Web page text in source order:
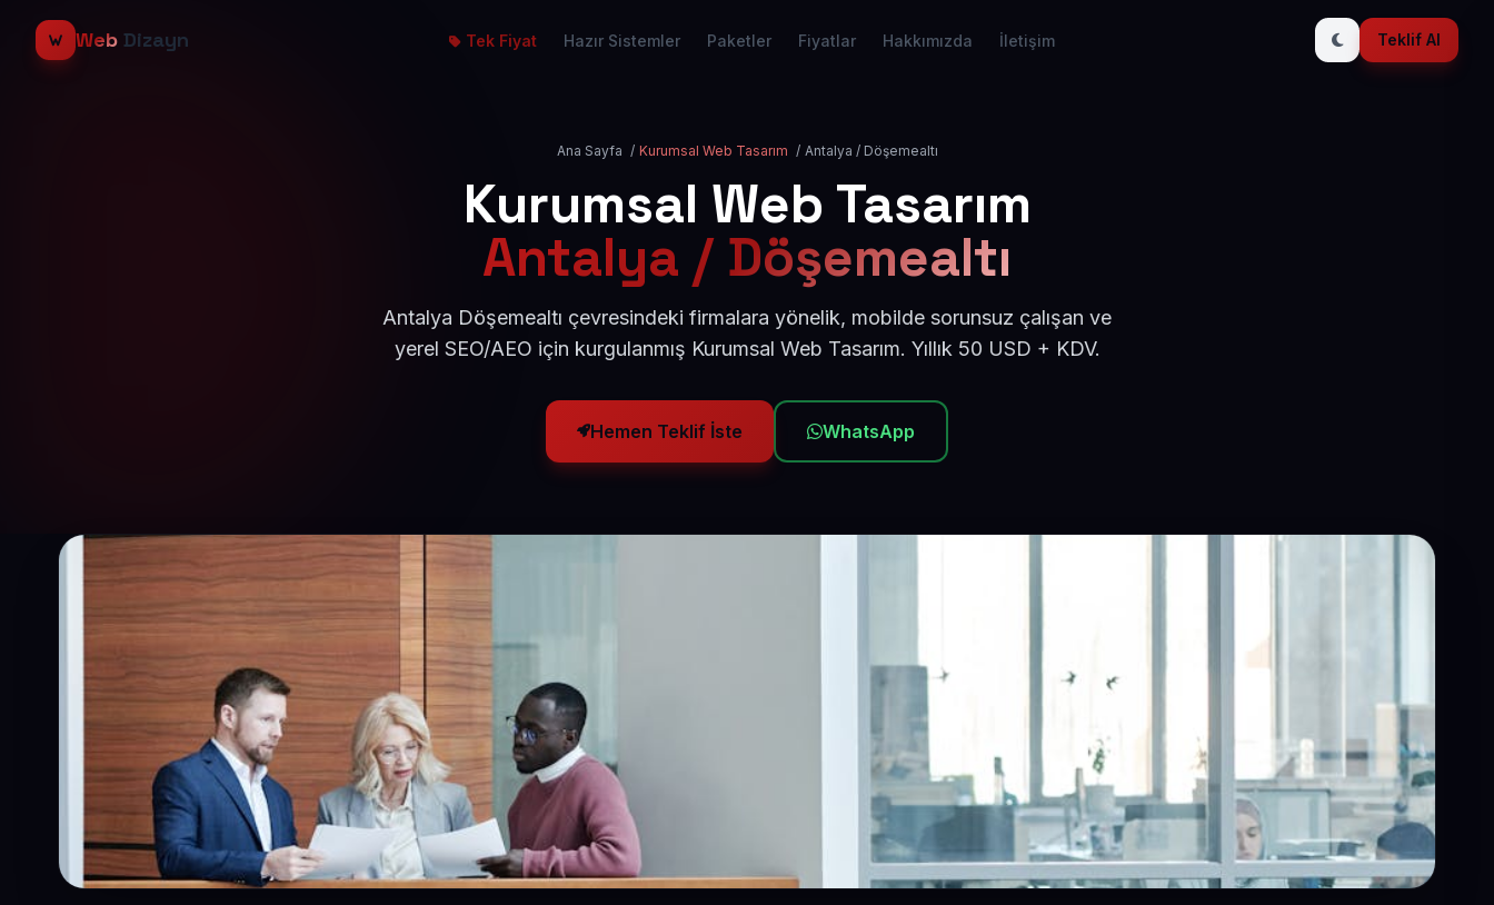
Web Dizayn Tek Fiyat Hazır Sistemler Paketler Fiyatlar Hakkımızda İletişim Teklif Al
Ana Sayfa / Kurumsal Web Tasarım / Antalya / Döşemealtı
Kurumsal Web Tasarım
Antalya / Döşemealtı
Antalya Döşemealtı çevresindeki firmalara yönelik, mobilde sorunsuz çalışan ve
yerel SEO/AEO için kurgulanmış Kurumsal Web Tasarım. Yıllık 50 USD + KDV.
Hemen Teklif İste WhatsApp